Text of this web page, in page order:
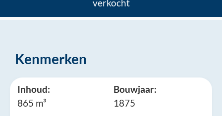
verkocht
Kenmerken
Inhoud:
865 m³
Bouwjaar:
1875